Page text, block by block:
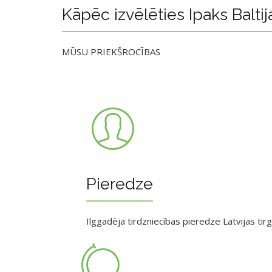
Kāpēc izvēlēties Ipaks
MŪSU PRIEKŠROCĪBAS
Pieredze
Ilggadēja tirdzniecības pieredze Latvijas